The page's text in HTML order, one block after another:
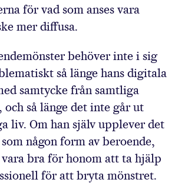
för vad som anses vara
mer diffusa.
behöver inte i sig
så länge hans digitala
samtycke från samtliga
så länge det inte går ut
liv. Om han själv upplever det
någon form av beroende,
bra för honom att ta hjälp
för att bryta mönstret.